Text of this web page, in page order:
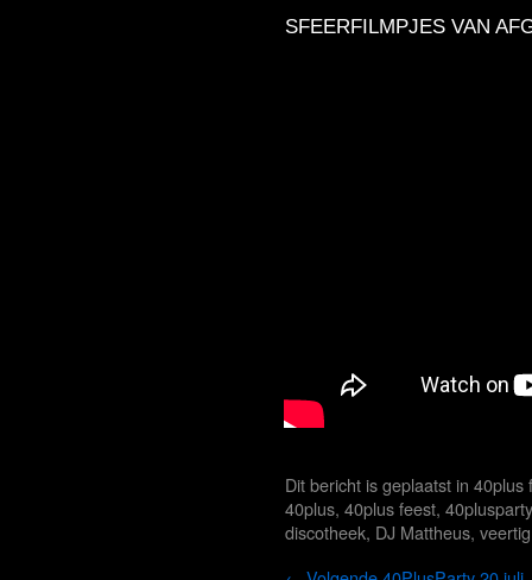
SFEERFILMPJES VAN
Dit bericht is geplaatst in 40plus
40plus, 40plus feest, 40plusparty
discotheek, DJ Mattheus,